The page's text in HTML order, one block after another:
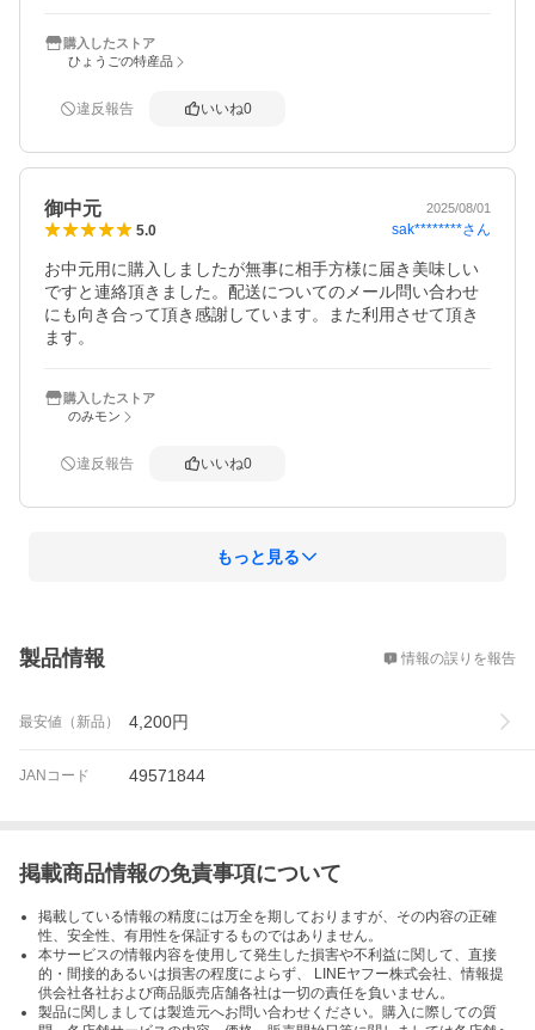
購入したストア
ひょうごの特産品
違反報告 いいね0
御中元 2025/08/01
5.0 sak********さん
お中元用に購入しましたが無事に相手方様に届き美味しい
ですと連絡頂きました。配送についてのメール問い合わせ
にも向き合って頂き感謝しています。また利用させて頂き
ます。
購入したストア
のみモン
違反報告 いいね0
もっと見る
製品情報 情報の誤りを報告
最安値（新品） 4,200円
JANコード 49571844
掲載商品情報の免責事項について
掲載している情報の精度には万全を期しておりますが、その内容の正確
性、安全性、有用性を保証するものではありません。
本サービスの情報内容を使用して発生した損害や不利益に関して、直接
的・間接的あるいは損害の程度によらず、 LINEヤフー株式会社、情報提
供会社各社および商品販売店舗各社は一切の責任を負いません。
製品に関しましては製造元へお問い合わせください。購入に際しての質